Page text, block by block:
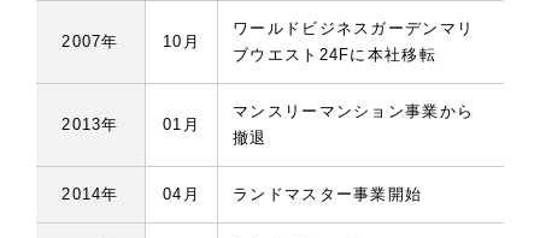
2007年 10月
ワールドビジネスガーデンマリ
ブウエスト24Fに本社移転
2013年 01月
マンスリーマンション事業から
撤退
2014年 04月 ランドマスター事業開始